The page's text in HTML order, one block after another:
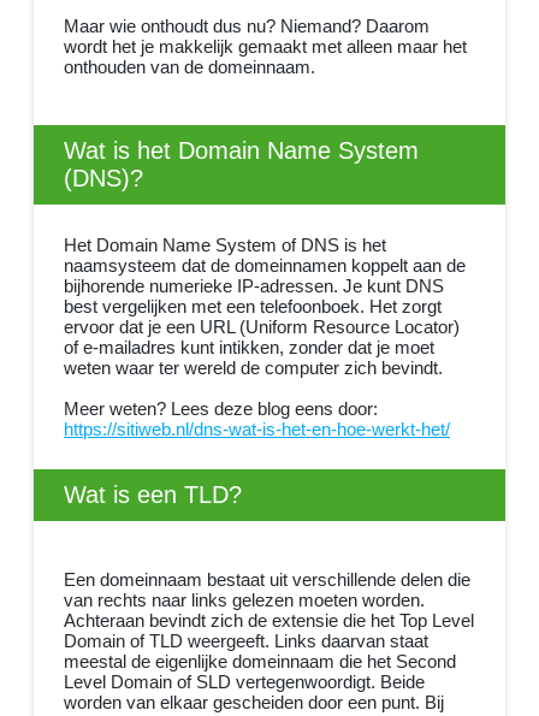
Maar wie onthoudt dus nu? Niemand? Daarom
wordt het je makkelijk gemaakt met alleen maar het
onthouden van de domeinnaam.
Wat is het Domain Name System
(DNS)?
Het Domain Name System of DNS is het
naamsysteem dat de domeinnamen koppelt aan de
bijhorende numerieke IP-adressen. Je kunt DNS
best vergelijken met een telefoonboek. Het zorgt
ervoor dat je een URL (Uniform Resource Locator)
of e-mailadres kunt intikken, zonder dat je moet
weten waar ter wereld de computer zich bevindt.
Meer weten? Lees deze blog eens door:
https://sitiweb.nl/dns-wat-is-het-en-hoe-werkt-het/
Wat is een TLD?
Een domeinnaam bestaat uit verschillende delen die
van rechts naar links gelezen moeten worden.
Achteraan bevindt zich de extensie die het Top Level
Domain of TLD weergeeft. Links daarvan staat
meestal de eigenlijke domeinnaam die het Second
Level Domain of SLD vertegenwoordigt. Beide
worden van elkaar gescheiden door een punt. Bij